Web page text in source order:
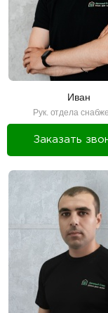
Иван
Рук. отдела
Заказать